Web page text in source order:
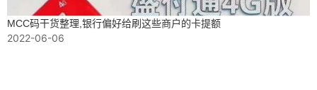
MCC码干货整理,银行偏好给刷这些商户的卡提额
2022-06-06